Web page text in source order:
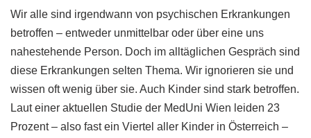
Wir alle sind irgendwann von psychischen Erkrankungen
betroffen – entweder unmittelbar oder über eine uns
nahestehende Person. Doch im alltäglichen Gespräch sind
diese Erkrankungen selten Thema. Wir ignorieren sie und
wissen oft wenig über sie. Auch Kinder sind stark betroffen.
Laut einer aktuellen Studie der MedUni Wien leiden 23
Prozent – also fast ein Viertel aller Kinder in Österreich –